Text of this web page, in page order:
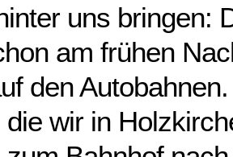
uns bringen:
am frühen
den
die wir in